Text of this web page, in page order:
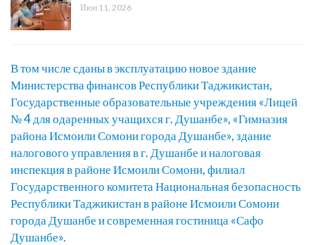
Июн 11, 2026
В том числе сданы в эксплуатацию новое здание
Министерства финансов Республики Таджикистан,
Государственные образовательные учреждения «Лицей
№ 4 для одаренных учащихся г. Душанбе», «Гимназия
района Исмоили Сомони города Душанбе», здание
налогового управления в г. Душанбе и налоговая
инспекция в районе Исмоили Сомони, филиал
Государственного комитета Национальная безопасность
Республики Таджикистан в районе Исмоили Сомони
города Душанбе и современная гостиница «Сафо
Душанбе».